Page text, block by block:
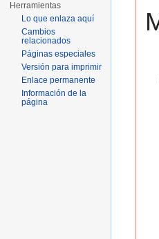
Herramientas
Lo que enlaza aquí
Cambios
relacionados
Páginas especiales
Versión para imprimir
Enlace permanente
Información de la
página